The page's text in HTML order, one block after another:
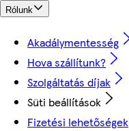
Rólunk
Akadálymentesség
Hova szállítunk?
Szolgáltatás díjak
Süti beállítások
Fizetési lehetőségek